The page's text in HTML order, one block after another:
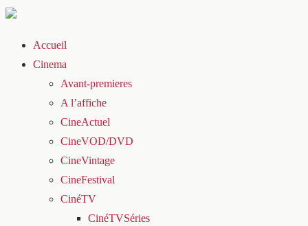
Accueil
Cinema
Avant-premieres
A l’affiche
CineActuel
CineVOD/DVD
CineVintage
CineFestival
CinéTV
CinéTVSéries